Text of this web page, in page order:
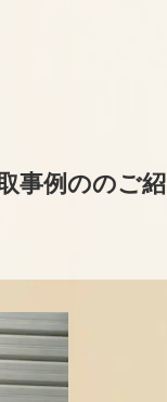
事例ののご紹